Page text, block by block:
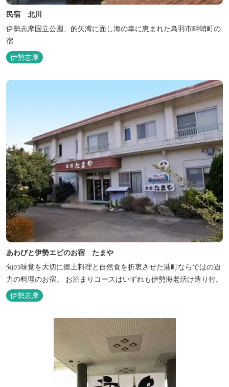
民宿 北川
伊勢志摩国立公園、的矢湾に面し海の幸に恵まれた鳥羽市畔蛸町の
宿
伊勢志摩
あわびと伊勢エビのお宿 たまや
旬の味覚を大切に郷土料理と自然食を折衷させた港町ならではの迫
力の料理のお宿。 お泊まりコースはいずれも伊勢海老活け造り付。
伊勢志摩